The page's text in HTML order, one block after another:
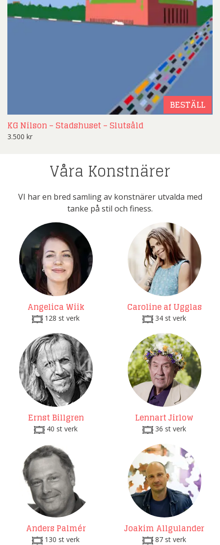
BESTÄLL
KG Nilson – Stadshuset – Slutsåld
3.500 kr
Våra Konstnärer
VI har en bred samling av konstnärer utvalda med
tanke på stil och finess.
Angelica Wiik
128 st verk
Caroline af Ugglas
34 st verk
Ernst Billgren
40 st verk
Lennart Jirlow
36 st verk
Anders Palmér
130 st verk
Joakim Allgulander
87 st verk